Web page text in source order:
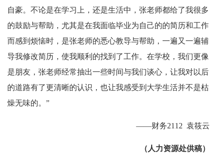
自豪。不论是在学习上，还是生活中，张老师都给了我很多
的鼓励与帮助，尤其是在我面临毕业为自己的的简历和工作
而感到烦恼时，是张老师的悉心教导与帮助，一遍又一遍辅
导我修改简历，使我顺利的找到了工作。在学校，我们更像
是朋友，张老师经常抽出一些时间与我们谈心，让我对以后
的道路有了更清晰的认识，也让我感受到大学生活并不是枯
燥无味的。”
——财务2112 袁筱云
（ 人力资源处供稿）